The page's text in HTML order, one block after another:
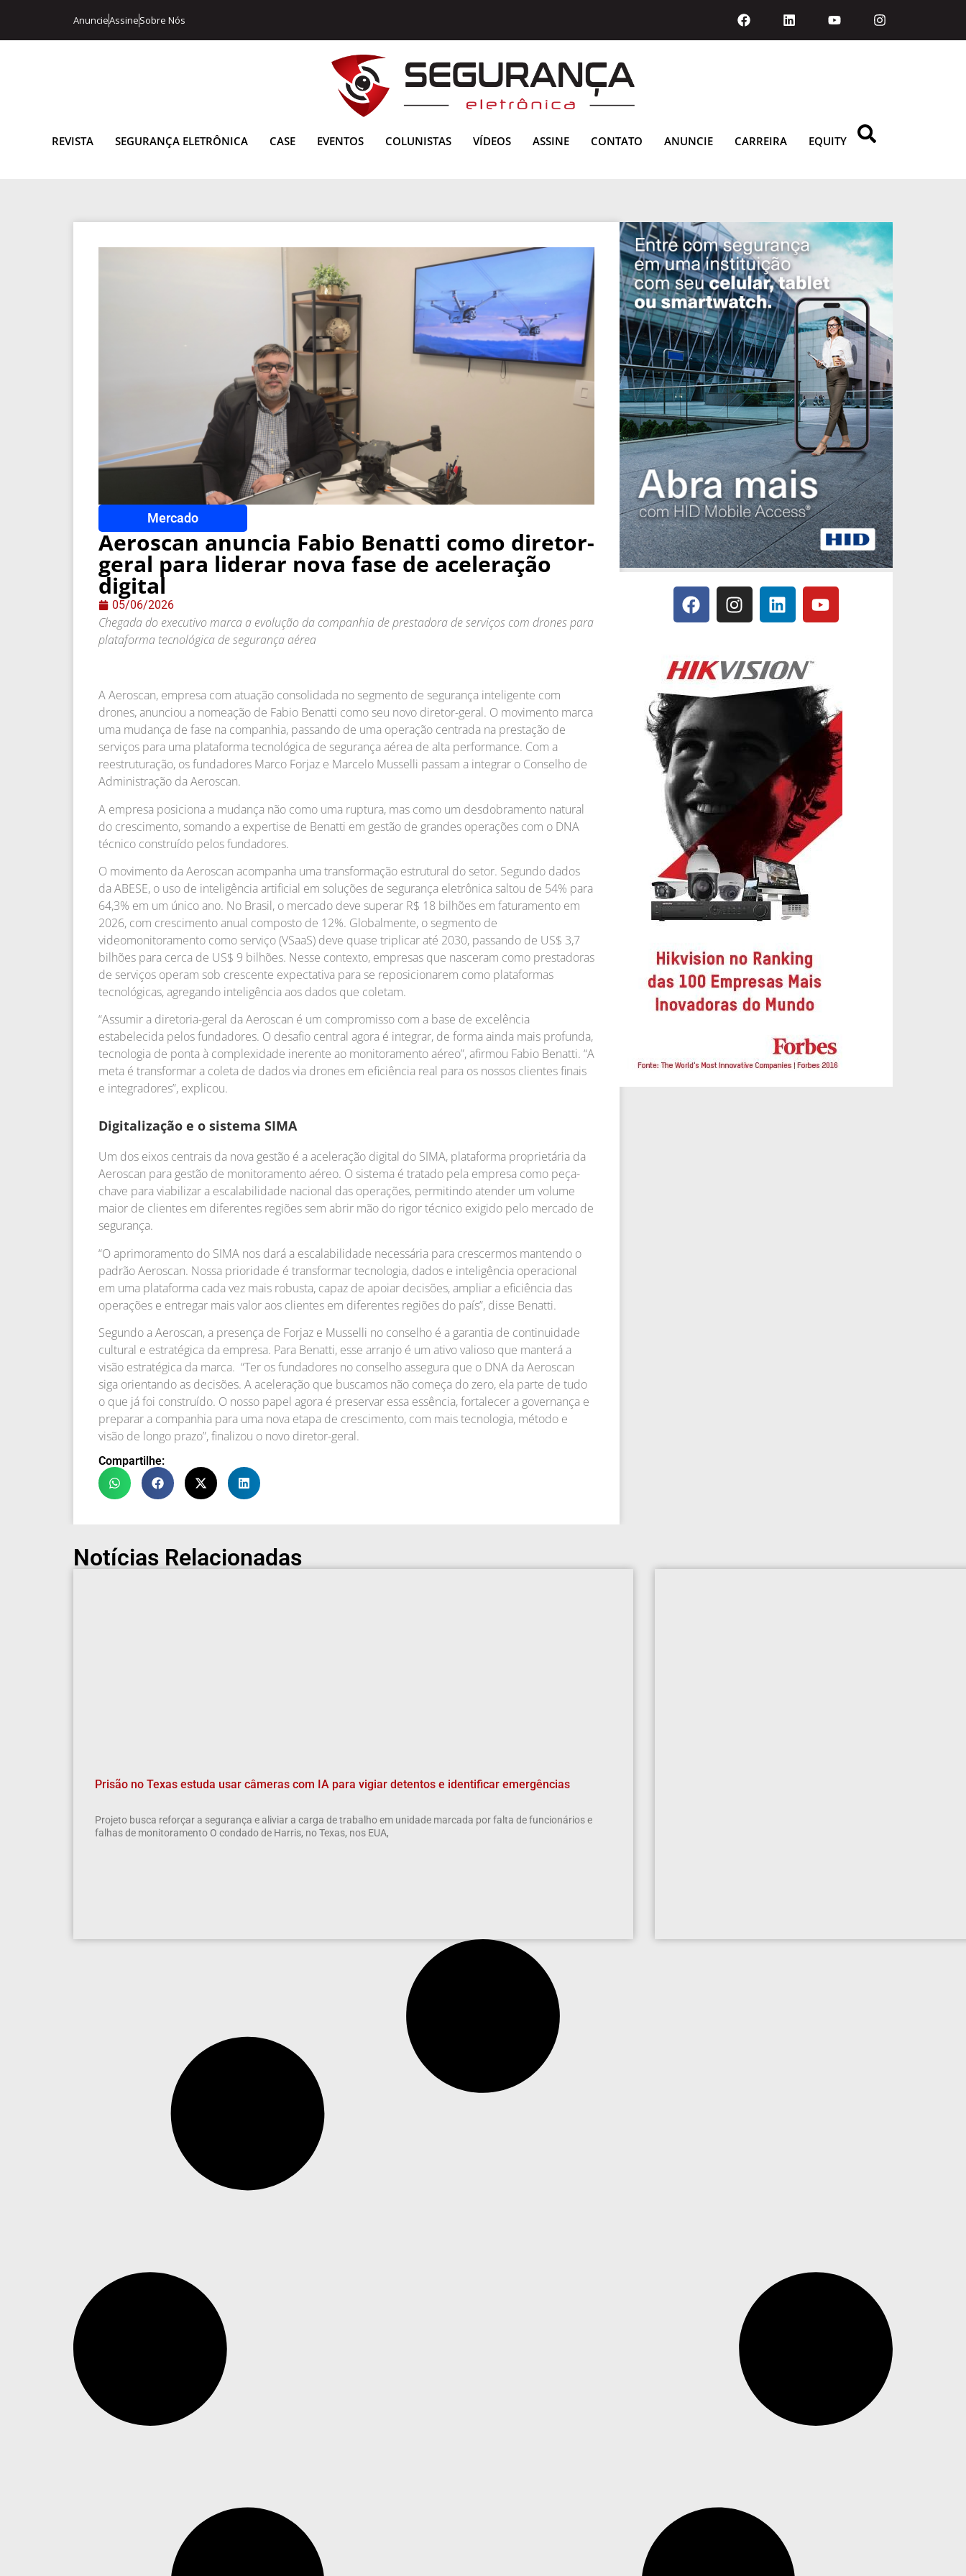
AnuncieAssineSobre Nós
REVISTA SEGURANÇA ELETRÔNICA CASE EVENTOS COLUNISTAS VÍDEOS ASSINE CONTATO ANUNCIE CARREIRA EQUITY
Mercado
Aeroscan anuncia Fabio Benatti como diretor-
geral para liderar nova fase de aceleração
digital
05/06/2026
Chegada do executivo marca a evolução da companhia de prestadora de serviços com drones para
plataforma tecnológica de segurança aérea
A Aeroscan, empresa com atuação consolidada no segmento de segurança inteligente com
drones, anunciou a nomeação de Fabio Benatti como seu novo diretor-geral. O movimento marca
uma mudança de fase na companhia, passando de uma operação centrada na prestação de
serviços para uma plataforma tecnológica de segurança aérea de alta performance. Com a
reestruturação, os fundadores Marco Forjaz e Marcelo Musselli passam a integrar o Conselho de
Administração da Aeroscan.
A empresa posiciona a mudança não como uma ruptura, mas como um desdobramento natural
do crescimento, somando a expertise de Benatti em gestão de grandes operações com o DNA
técnico construído pelos fundadores.
O movimento da Aeroscan acompanha uma transformação estrutural do setor. Segundo dados
da ABESE, o uso de inteligência artificial em soluções de segurança eletrônica saltou de 54% para
64,3% em um único ano. No Brasil, o mercado deve superar R$ 18 bilhões em faturamento em
2026, com crescimento anual composto de 12%. Globalmente, o segmento de
videomonitoramento como serviço (VSaaS) deve quase triplicar até 2030, passando de US$ 3,7
bilhões para cerca de US$ 9 bilhões. Nesse contexto, empresas que nasceram como prestadoras
de serviços operam sob crescente expectativa para se reposicionarem como plataformas
tecnológicas, agregando inteligência aos dados que coletam.
“Assumir a diretoria-geral da Aeroscan é um compromisso com a base de excelência
estabelecida pelos fundadores. O desafio central agora é integrar, de forma ainda mais profunda,
tecnologia de ponta à complexidade inerente ao monitoramento aéreo”, afirmou Fabio Benatti. “A
meta é transformar a coleta de dados via drones em eficiência real para os nossos clientes finais
e integradores”, explicou.
Digitalização e o sistema SIMA
Um dos eixos centrais da nova gestão é a aceleração digital do SIMA, plataforma proprietária da
Aeroscan para gestão de monitoramento aéreo. O sistema é tratado pela empresa como peça-
chave para viabilizar a escalabilidade nacional das operações, permitindo atender um volume
maior de clientes em diferentes regiões sem abrir mão do rigor técnico exigido pelo mercado de
segurança.
“O aprimoramento do SIMA nos dará a escalabilidade necessária para crescermos mantendo o
padrão Aeroscan. Nossa prioridade é transformar tecnologia, dados e inteligência operacional
em uma plataforma cada vez mais robusta, capaz de apoiar decisões, ampliar a eficiência das
operações e entregar mais valor aos clientes em diferentes regiões do país”, disse Benatti.
Segundo a Aeroscan, a presença de Forjaz e Musselli no conselho é a garantia de continuidade
cultural e estratégica da empresa. Para Benatti, esse arranjo é um ativo valioso que manterá a
visão estratégica da marca. “Ter os fundadores no conselho assegura que o DNA da Aeroscan
siga orientando as decisões. A aceleração que buscamos não começa do zero, ela parte de tudo
o que já foi construído. O nosso papel agora é preservar essa essência, fortalecer a governança e
preparar a companhia para uma nova etapa de crescimento, com mais tecnologia, método e
visão de longo prazo”, finalizou o novo diretor-geral.
Compartilhe:
Notícias Relacionadas
Prisão no Texas estuda usar câmeras com IA para vigiar detentos e identificar emergências
Projeto busca reforçar a segurança e aliviar a carga de trabalho em unidade marcada por falta de funcionários e
falhas de monitoramento O condado de Harris, no Texas, nos EUA,